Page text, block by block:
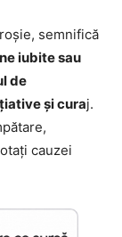
semnifică
iubite sau
de
și curaj.
cauzei